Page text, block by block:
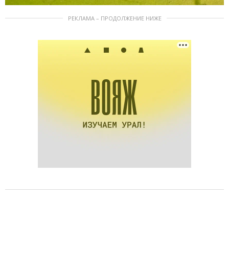
РЕКЛАМА – ПРОДОЛЖЕНИЕ НИЖЕ